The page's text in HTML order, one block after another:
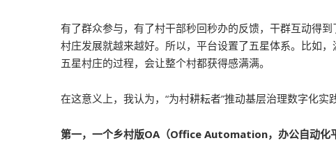
有了群众参与，有了村干部秒回秒办的反馈，干群互动得
村庄发展就越来越好。所以，平台设置了五星体系。比如
五星村庄的过程，会让整个村都获得感满满。
在这意义上，我认为，“为村耕耘者”推动基层治理数字化实
第一，一个乡村版OA（Office Automation，办公自动化